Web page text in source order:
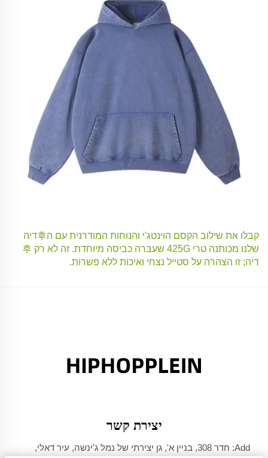
קבלו את שילוב הקסם הוינטג'י והנוחות המודרנית עם ה후דיה
שלנו מכותנה טרי 425G שעברה כביסה מיוחדת. זה לא רק 후
דיה; זו הצהרה על סטייל נצחי ואיכות ללא פשרות.
יצירת קשר
Add: חדר 308, בניין א', גן יצירתי של נמל ג'ינשה, עיר דאלי,